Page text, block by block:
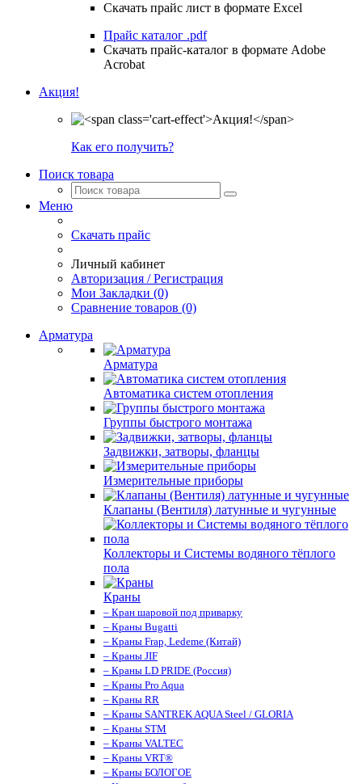
Скачать прайс лист в формате Excel
Прайс каталог .pdf
Скачать прайс-каталог в формате Adobe
Acrobat
Акция!
Как его получить?
Поиск товара
Меню
Скачать прайс
Личный кабинет
Авторизация / Регистрация
Мои Закладки (0)
Сравнение товаров (0)
Арматура
Арматура
Автоматика систем отопления
Группы быстрого монтажа
Задвижки, затворы, фланцы
Измерительные приборы
Клапаны (Вентиля) латунные и чугунные
Коллекторы и Системы водяного тёплого
пола
Краны
– Кран шаровой под приварку
– Краны Bugatti
– Краны Frap, Ledeme (Китай)
– Краны JIF
– Краны LD PRIDE (Россия)
– Краны Pro Aqua
– Краны RR
– Краны SANTREK AQUA Steel / GLORIA
– Краны STM
– Краны VALTEC
– Краны VRT®
– Краны БОЛОГОЕ